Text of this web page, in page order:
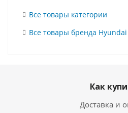
Все товары категории
Все товары бренда Hyundai
Как
Доставка и